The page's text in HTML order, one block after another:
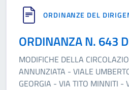
ORDINANZE DEL
ORDINANZA N. 643
MODIFICHE DELLA
ANNUNZIATA - VIALE
GEORGIA - VIA TITO MINNITI -